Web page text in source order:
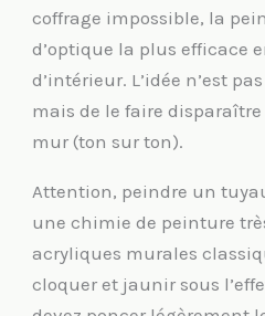
coffrage impossible, la
d’optique la plus efficace
d’intérieur. L’idée n’est
mais de le faire
mur (ton sur ton).
Attention, peindre un
une chimie de peinture
acryliques murales
cloquer et jaunir sous